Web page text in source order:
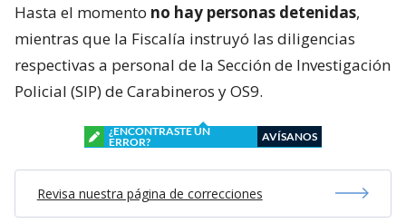
Hasta el momento no hay personas detenidas,
mientras que la Fiscalía instruyó las diligencias
respectivas a personal de la Sección de Investigación
Policial (SIP) de Carabineros y OS9.
¿ENCONTRASTE UN
ERROR?
AVÍSANOS
Revisa nuestra página de correcciones